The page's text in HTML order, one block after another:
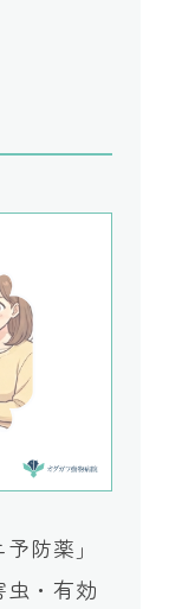
防薬」
虫・有効